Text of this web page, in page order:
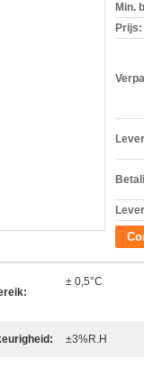
Min.
Prijs:
± 0,5°C
±3%R.H